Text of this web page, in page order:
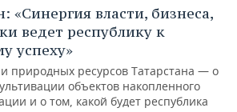
«Синергия власти, бизнеса,
ведет республику к
успеху»
природных ресурсов Татарстана — о
объектов накопленного
и о том, какой будет республика